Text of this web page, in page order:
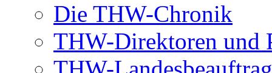
Die THW-Chronik
THW-Direktoren und